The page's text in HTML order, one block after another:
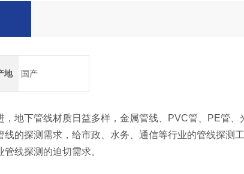
地 国产
，地下管线材质日益多样，金属管线、PVC管、PE管
线的探测需求，给市政、水务、通信等行业的管线探测
线探测的迫切需求。